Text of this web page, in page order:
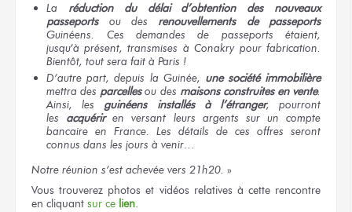
La réduction du délaid’obtention des nouveaux
passeports
ou des renouvellements
de passeports
Guinéens. Ces demandes de passeports étaient,
jusqu’à présent, transmises à Conakry pour fabrication.
Bientôt,tout sera faità Paris !
D’autre part, depuis la Guinée, une sociétéimmobilière
mettrades parcelles ou des maisonsconstruites en vente.
Ainsi,les guinéensinstallés à l’étranger, pourront
les acquérir en versant leurs argents sur un compte
bancaireen France. Les détails de ces offres seront
connusdans les jours à venir…
Notre réunion s’est achevée vers 21h20. »
Vous trouverez photoset vidéos relatives à cette rencontre
en cliquant sur ce lien.